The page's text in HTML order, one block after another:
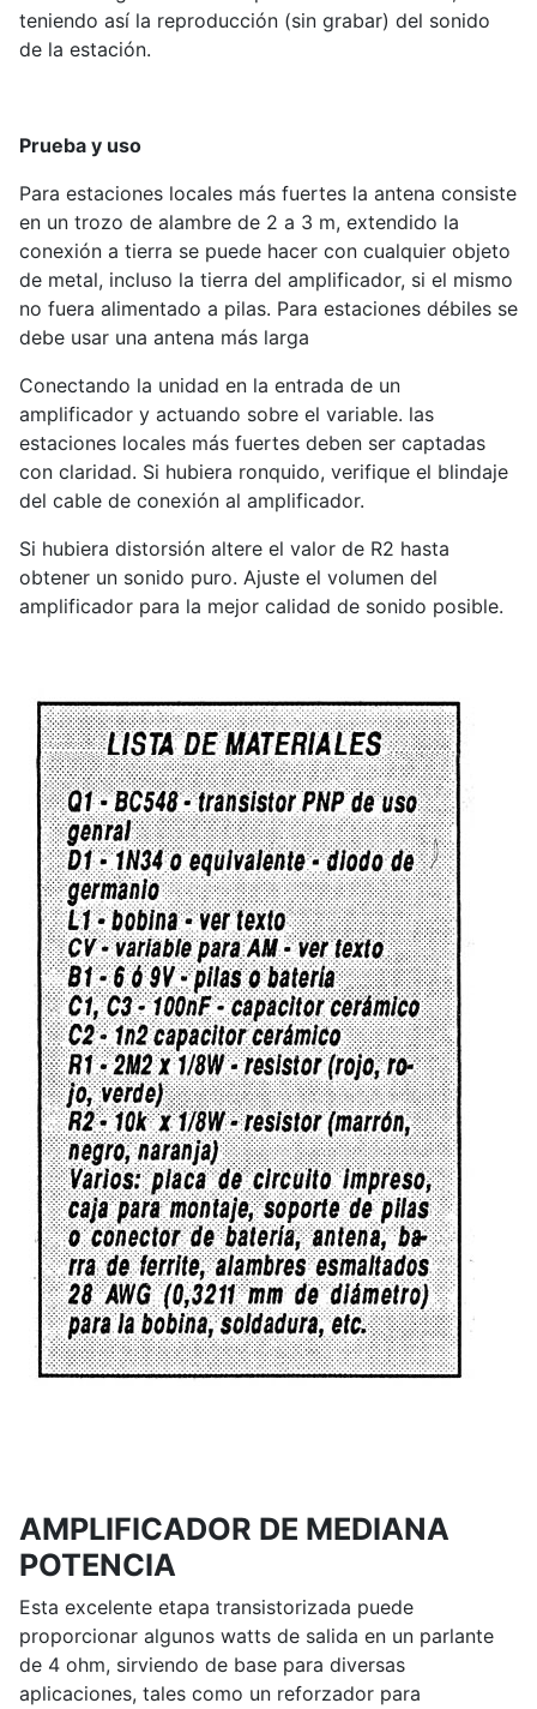
teniendo así la reproducción (sin grabar) del sonido
de la estación.
Prueba y uso
Para estaciones locales más fuertes la antena consiste
en un trozo de alambre de 2 a 3 m, extendido la
conexión a tierra se puede hacer con cualquier objeto
de metal, incluso la tierra del amplificador, si el mismo
no fuera alimentado a pilas. Para estaciones débiles se
debe usar una antena más larga
Conectando la unidad en la entrada de un
amplificador y actuando sobre el variable. las
estaciones locales más fuertes deben ser captadas
con claridad. Si hubiera ronquido, verifique el blindaje
del cable de conexión al amplificador.
Si hubiera distorsión altere el valor de R2 hasta
obtener un sonido puro. Ajuste el volumen del
amplificador para la mejor calidad de sonido posible.
AMPLIFICADOR DE MEDIANA
POTENCIA
Esta excelente etapa transistorizada puede
proporcionar algunos watts de salida en un parlante
de 4 ohm, sirviendo de base para diversas
aplicaciones, tales como un reforzador para